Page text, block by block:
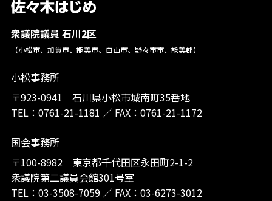
衆議院議員 石川2区
（小松市、加賀市、能美市、白山市、野々市市、能美郡）
小松事務所
〒923-0941 石川県小松市城南町35番地
TEL： 0761-21-1181 ／ FAX：0761-21-1172
国会事務所
〒100-8982 東京都千代田区永田町2-1-2
衆議院第二議員会館301号室
TEL： 03-3508-7059／ FAX：03-6273-3012